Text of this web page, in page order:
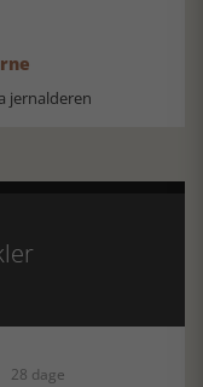
jernalderen
28 dage